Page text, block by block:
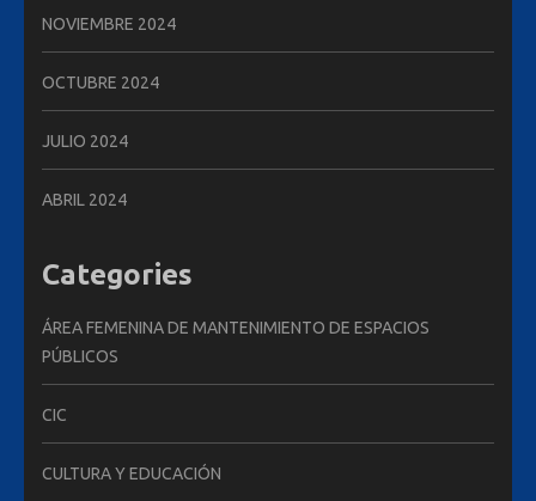
NOVIEMBRE 2024
OCTUBRE 2024
JULIO 2024
ABRIL 2024
Categories
ÁREA FEMENINA DE MANTENIMIENTO DE ESPACIOS
PÚBLICOS
CIC
CULTURA Y EDUCACIÓN